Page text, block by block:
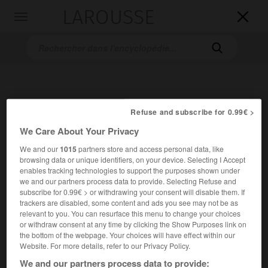


Accueil>Encyclopédie [personnage]>Benazir Bhutto
BenazirBhutto
Femme politique pakistanaise (Karachi 1953-Rawalpindi
2007).
Refuse and subscribe for 0.99€ >
We Care About Your Privacy
We and our1015partners store and access personal data, like
browsing data or unique identifiers, on your device. Selecting I Accept
enables tracking technologies to support the purposes shown under
we and our partners process data to provide. Selecting Refuse and
subscribe for 0.99€ > or withdrawing your consent will disable them. If
trackers are disabled, some content and ads you see may not be as
relevant to you. You can resurface this menu to change your choices
or withdraw consent at any time by clicking the Show Purposes link on
the bottom of the webpage. Your choices will have effect within our
Website. For more details, refer to our Privacy Policy.
We and our partners process data to provide: